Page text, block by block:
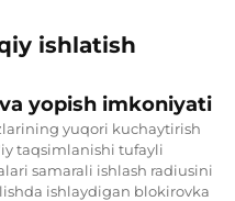
ishlatish
yopish imkoniyati
yuqori kuchaytirish
taqsimlanishi tufayli
samarali ishlash radiusini
ishlaydigan blokirovka